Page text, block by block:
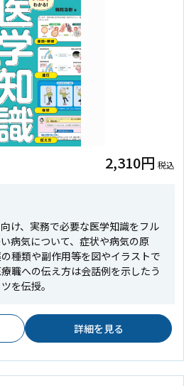
2,310円 税込
け、実務で必要な医学知識をフル
病気について、症状や病気の原
種類や副作用等を図やイラストで
職への伝え方は会話例を示したう
を伝授。
詳細を見る